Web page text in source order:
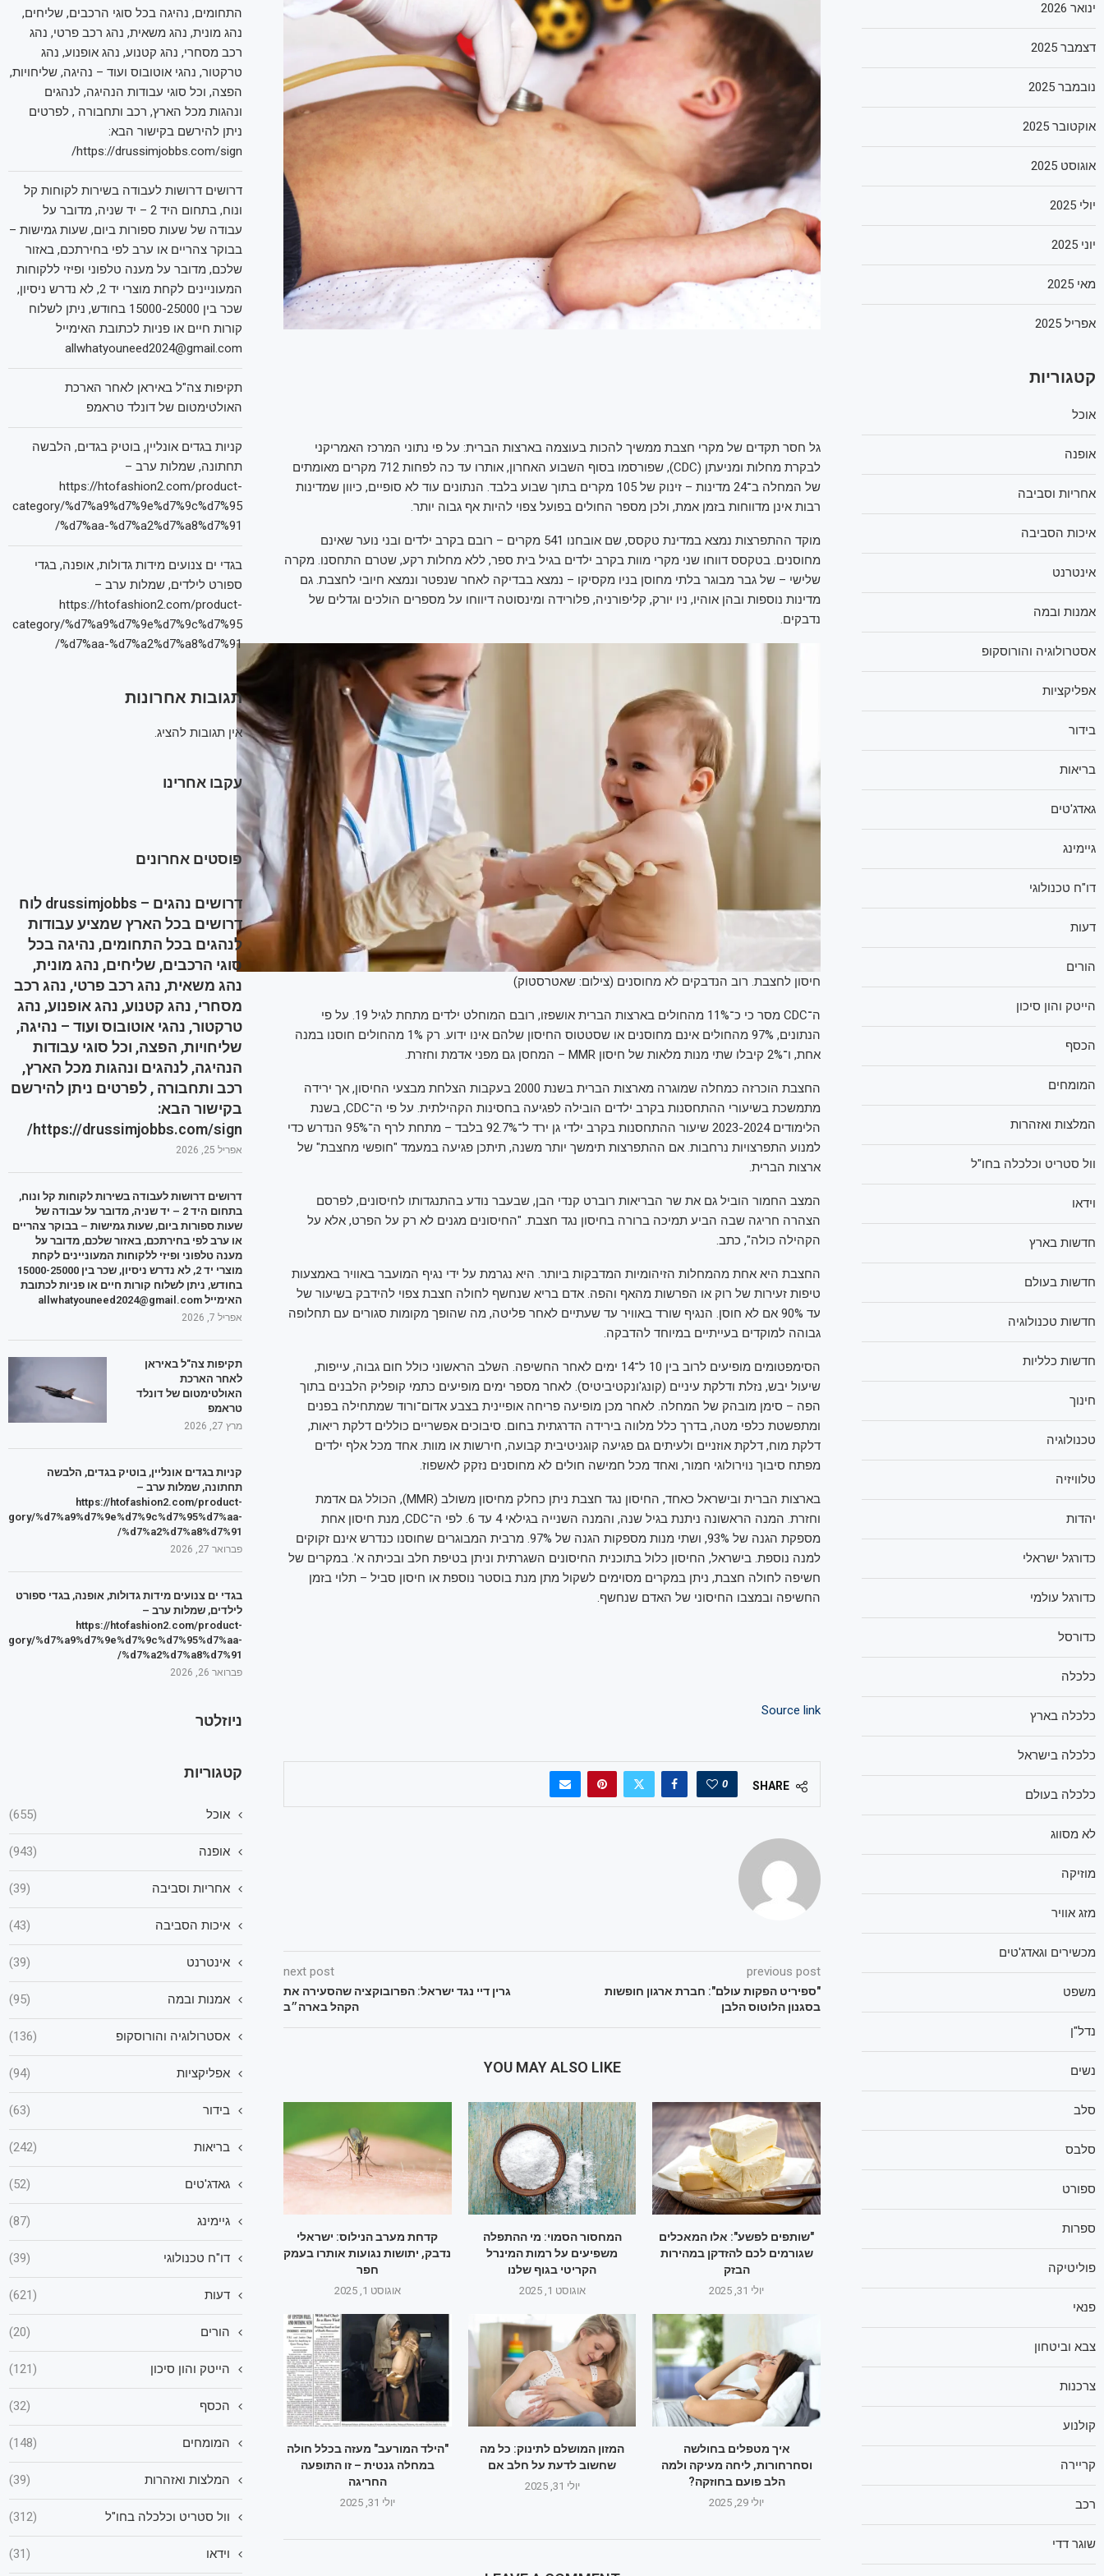
גל חסר תקדים של מקרי חצבת ממשיך להכות בעוצמה בארצות הברית: על פי נתוני המרכז האמריקני
לבקרת מחלות ומניעתן (CDC), שפורסמו בסוף השבוע האחרון, אותרו עד כה לפחות 712 מקרים מאומתים
של המחלה ב־24 מדינות – זינוק של 105 מקרים בתוך שבוע בלבד. הנתונים עוד לא סופיים, כיוון שמדינות
רבות אינן מדווחות בזמן אמת, ולכן מספר החולים בפועל צפוי להיות אף גבוה יותר.
מוקד ההתפרצות נמצא במדינת טקסס, שם אובחנו 541 מקרים – רובם בקרב ילדים ובני נוער שאינם
מחוסנים. בטקסס דווחו שני מקרי מוות בקרב ילדים בגיל בית ספר, ללא מחלות רקע, שטרם התחסנו. מקרה
שלישי – של גבר מבוגר בלתי מחוסן בניו מקסיקו – נמצא בבדיקה לאחר שנפטר ונמצא חיובי לחצבת. גם
מדינות נוספות ובהן אוהיו, ניו יורק, קליפורניה, פלורידה ומינסוטה דיווחו על מספרים הולכים וגדלים של
נדבקים.
חיסון לחצבת. רוב הנדבקים לא מחוסנים (צילום: שאטרסטוק)
ה־CDC מסר כי כ־11% מהחולים בארצות הברית אושפזו, רובם המוחלט ילדים מתחת לגיל 19. על פי
הנתונים, 97% מהחולים אינם מחוסנים או שסטטוס החיסון שלהם אינו ידוע. רק 1% מהחולים חוסנו במנה
אחת, ו־2% קיבלו שתי מנות מלאות של חיסון MMR – המחסן גם מפני אדמת וחזרת.
החצבת הוכרזה כמחלה שמוגרה מארצות הברית בשנת 2000 בעקבות הצלחת מבצעי החיסון, אך ירידה
מתמשכת בשיעורי ההתחסנות בקרב ילדים הובילה לפגיעה בחסינות הקהילתית. על פי ה־CDC, בשנת
הלימודים 2023-2024 שיעור ההתחסנות בקרב ילדי גן ירד ל־92.7% בלבד – מתחת לרף ה־95% הנדרש כדי
למנוע התפרצויות נרחבות. אם ההתפרצות תימשך יותר משנה, תיתכן פגיעה במעמד "חופשי מחצבת" של
ארצות הברית.
המצב החמור הוביל גם את שר הבריאות רוברט קנדי הבן, שבעבר נודע בהתנגדותו לחיסונים, לפרסם
הצהרה חריגה שבה הביע תמיכה ברורה בחיסון נגד חצבת. "החיסונים מגנים לא רק על הפרט, אלא על
הקהילה כולה", כתב.
החצבת היא אחת מהמחלות הזיהומיות המדבקות ביותר. היא נגרמת על ידי נגיף המועבר באוויר באמצעות
טיפות זעירות של רוק או הפרשות מהאף והפה. אדם בריא שנחשף לחולה חצבת צפוי להידבק בשיעור של
עד 90% אם לא חוסן. הנגיף שורד באוויר עד שעתיים לאחר פליטה, מה שהופך מקומות סגורים עם תחלופה
גבוהה למוקדים בעייתיים במיוחד להדבקה.
הסימפטומים מופיעים לרוב בין 10 ל־14 ימים לאחר החשיפה. השלב הראשוני כולל חום גבוה, עייפות,
שיעול יבש, נזלת ודלקת עיניים (קונג'ונקטיביטיס). לאחר מספר ימים מופיעים כתמי קופליק הלבנים בתוך
הפה – סימן מובהק של המחלה. לאחר מכן מופיעה פריחה אופיינית בצבע אדום־ורוד שמתחילה בפנים
ומתפשטת כלפי מטה, בדרך כלל מלווה בירידה הדרגתית בחום. סיבוכים אפשריים כוללים דלקת ריאות,
דלקת מוח, דלקת אוזניים ולעיתים גם פגיעה קוגניטיבית קבועה, חירשות או מוות. אחד מכל אלף ילדים
מפתח סיבוך נוירולוגי חמור, ואחד מכל חמישה חולים לא מחוסנים נזקק לאשפוז.
בארצות הברית ובישראל כאחד, החיסון נגד חצבת ניתן כחלק מחיסון משולב (MMR), הכולל גם אדמת
וחזרת. המנה הראשונה ניתנת בגיל שנה, והמנה השנייה בגילאי 4 עד 6. לפי ה־CDC, מנת חיסון אחת
מספקת הגנה של 93%, ושתי מנות מספקות הגנה של 97%. מרבית המבוגרים שחוסנו כנדרש אינם זקוקים
למנה נוספת. בישראל, החיסון כלול בתוכנית החיסונים השגרתית וניתן בטיפת חלב ובכיתה א'. במקרים של
חשיפה לחולה חצבת, ניתן במקרים מסוימים לשקול מתן מנת בוסטר נוספת או חיסון סביל – תלוי בזמן
החשיפה ובמצבו החיסוני של האדם שנחשף.
Source link
SHARE
0
previous post
"ספיריט הפקות עולם": חברת ארגון חופשות
בסגנון הלוטוס הלבן
next post
גרין דיי נגד ישראל: הפרובוקציה שהסעירה את
הקהל בארה״ב
YOU MAY ALSO LIKE
קדחת מערב הנילוס: ישראלי
נדבק, יתושות נגועות אותרו בעמק
חפר
אוגוסט 1, 2025
המחסור הסמוי: מי ההתפלה
משפיעים על רמות המינרל
הקריטי בגוף שלנו
אוגוסט 1, 2025
"שותפים לפשע": אלו המאכלים
שגורמים לכם להזדקן במהירות
הבזק
יולי 31, 2025
"הילד המורעב" מעזה בכלל חולה
במחלה גנטית – זו התופעה
החריגה
יולי 31, 2025
המזון המושלם לתינוק: כל מה
שחשוב לדעת על חלב אם
יולי 31, 2025
איך מטפלים בחולשה
וסחרחורות, ליחה מעיקה ולמה
הלב פועם בחוזקה?
יולי 29, 2025
התחומים, נהיגה בכל סוגי הרכבים, שליחים,
נהג מונית, נהג משאית, נהג רכב פרטי, נהג
רכב מסחרי, נהג קטנוע, נהג אופנוע, נהג
טרקטור, נהגי אוטובוס ועוד – נהיגה, שליחויות,
הפצה, וכל סוגי עבודות הנהיגה, לנהגים
ונהגות מכל הארץ, רכב ותחבורה , לפרטים
ניתן להירשם בקישור הבא:
https://drussimjobbs.com/sign/
דרושים דרושות לעבודה בשירות לקוחות קל
ונוח, בתחום היד 2 – יד שניה, מדובר על
עבודה של שעות ספורות ביום, שעות גמישות –
בבוקר צהריים או ערב לפי בחירתכם, באזור
שלכם, מדובר על מענה טלפוני ופיזי ללקוחות
המעוניינים לקחת מוצרי יד 2, לא נדרש ניסיון,
שכר בין 15000-25000 בחודש, ניתן לשלוח
קורות חיים או פניות לכתובת האימייל
allwhatyouneed2024@gmail.com
תקיפות צה"ל באיראן לאחר הארכת
האולטימטום של דונלד טראמפ
קניות בגדים אונליין, בוטיק בגדים, הלבשה
תחתונה, שמלות ערב –
https://htofashion2.com/product-
category/%d7%a9%d7%9e%d7%9c%d7%95
%d7%aa-%d7%a2%d7%a8%d7%91/
בגדי ים צנועים מידות גדולות, אופנה, בגדי
ספורט לילדים, שמלות ערב –
https://htofashion2.com/product-
category/%d7%a9%d7%9e%d7%9c%d7%95
%d7%aa-%d7%a2%d7%a8%d7%91/
תגובות אחרונות
אין תגובות להציג.
עקבו אחרינו
פוסטים אחרונים
דרושים נהגים – drussimjobbs לוח
דרושים בכל הארץ שמציע עבודות
לנהגים בכל התחומים, נהיגה בכל
סוגי הרכבים, שליחים, נהג מונית,
נהג משאית, נהג רכב פרטי, נהג רכב
מסחרי, נהג קטנוע, נהג אופנוע, נהג
טרקטור, נהגי אוטובוס ועוד – נהיגה,
שליחויות, הפצה, וכל סוגי עבודות
הנהיגה, לנהגים ונהגות מכל הארץ,
רכב ותחבורה , לפרטים ניתן להירשם
בקישור הבא:
https://drussimjobbs.com/sign/
אפריל 25, 2026
דרושים דרושות לעבודה בשירות לקוחות קל ונוח,
בתחום היד 2 – יד שניה, מדובר על עבודה של
שעות ספורות ביום, שעות גמישות – בבוקר צהריים
או ערב לפי בחירתכם, באזור שלכם, מדובר על
מענה טלפוני ופיזי ללקוחות המעוניינים לקחת
מוצרי יד 2, לא נדרש ניסיון, שכר בין 15000-25000
בחודש, ניתן לשלוח קורות חיים או פניות לכתובת
האימייל allwhatyouneed2024@gmail.com
אפריל 7, 2026
תקיפות צה"ל באיראן
לאחר הארכת
האולטימטום של דונלד
טראמפ
מרץ 27, 2026
קניות בגדים אונליין, בוטיק בגדים, הלבשה
תחתונה, שמלות ערב –
https://htofashion2.com/product-
%d7%a9%d7%9e%d7%9c%d7%95%d7%aa-
%d7%a2%d7%a8%d7%91/
פברואר 27, 2026
בגדי ים צנועים מידות גדולות, אופנה, בגדי ספורט
לילדים, שמלות ערב –
https://htofashion2.com/product-
%d7%a9%d7%9e%d7%9c%d7%95%d7%aa-
%d7%a2%d7%a8%d7%91/
פברואר 26, 2026
ניוזלטר
קטגוריות
אוכל (655)
אופנה (943)
אחריות וסביבה (39)
איכות הסביבה (43)
אינטרנט (39)
אמנות ובמה (95)
אסטרולוגיה והורוסקופ (136)
אפליקציות (94)
בידור (63)
בריאות (242)
גאדג'טים (52)
גיימינג (87)
דו"ח טכנולוגי (39)
דעות (621)
הורים (20)
הייטק והון סיכון (121)
הכסף (32)
המומחים (148)
המלצות ואזהרות (39)
וול סטריט וכלכלה בחו"ל (312)
וידאו (31)
ינואר 2026
דצמבר 2025
נובמבר 2025
אוקטובר 2025
אוגוסט 2025
יולי 2025
יוני 2025
מאי 2025
אפריל 2025
קטגוריות
אוכל
אופנה
אחריות וסביבה
איכות הסביבה
אינטרנט
אמנות ובמה
אסטרולוגיה והורוסקופ
אפליקציות
בידור
בריאות
גאדג'טים
גיימינג
דו"ח טכנולוגי
דעות
הורים
הייטק והון סיכון
הכסף
המומחים
המלצות ואזהרות
וול סטריט וכלכלה בחו"ל
וידאו
חדשות בארץ
חדשות בעולם
חדשות טכנולוגיה
חדשות כלליות
חינוך
טכנולוגיה
טלוויזיה
יהדות
כדורגל ישראלי
כדורגל עולמי
כדורסל
כלכלה
כלכלה בארץ
כלכלה בישראל
כלכלה בעולם
לא מסווג
מוזיקה
מזג אוויר
מכשירים וגאדג'טים
משפט
נדל"ן
נשים
סלב
סלבס
ספורט
ספרות
פוליטיקה
פנאי
צבא וביטחון
צרכנות
קולנוע
קריירה
רכב
שוגר דדי